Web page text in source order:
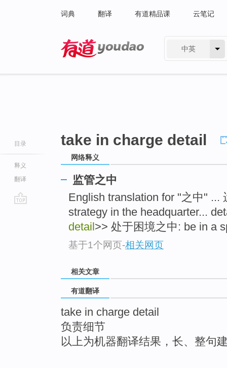
词典 翻译 有道精品课 云笔记
中英
目录
释义
翻译
take in charge detail
网络释义
监管之中
English translation for "之中" ...
strategy in the headquarter...
detail >> 处于困境之中: be in a
基于1个网页-相关网页
相关文章
有道翻译
take in charge detail
负责细节
以上为机器翻译结果，长、整句